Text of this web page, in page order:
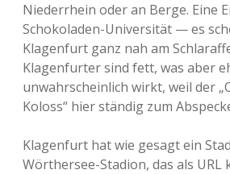
Niederrhein oder an Berge. Eine
Schokoladen-Universität — es
Klagenfurt ganz nah am
Klagenfurter sind fett, was aber
unwahrscheinlich wirkt, weil der
Koloss“ hier ständig zum
Klagenfurt hat wie gesagt ein
Wörthersee-Stadion, das als URL